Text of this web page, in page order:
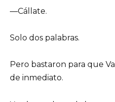
—Cállate.
Solo dos palabras.
Pero bastaron para que
de inmediato.